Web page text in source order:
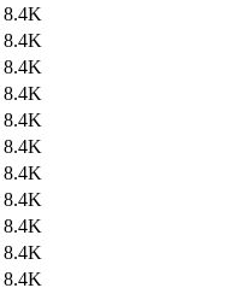
8.4K
8.4K
8.4K
8.4K
8.4K
8.4K
8.4K
8.4K
8.4K
8.4K
8.4K